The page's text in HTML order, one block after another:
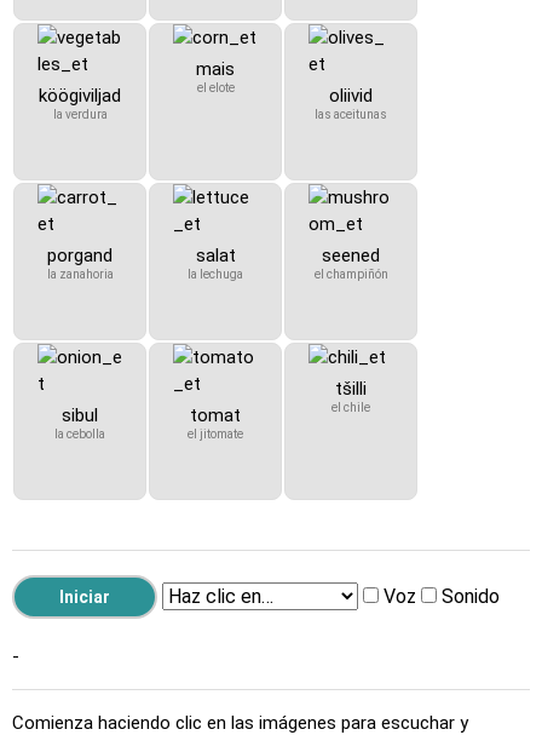
köögiviljad
la verdura
mais
el elote oliivid
las aceitunas
porgand
la zanahoria
salat
la lechuga
seened
el champiñón
sibul
la cebolla
tomat
el jitomate
tšilli
el chile
Voz Sonido
-
Comienza haciendo clic en las imágenes para escuchar y